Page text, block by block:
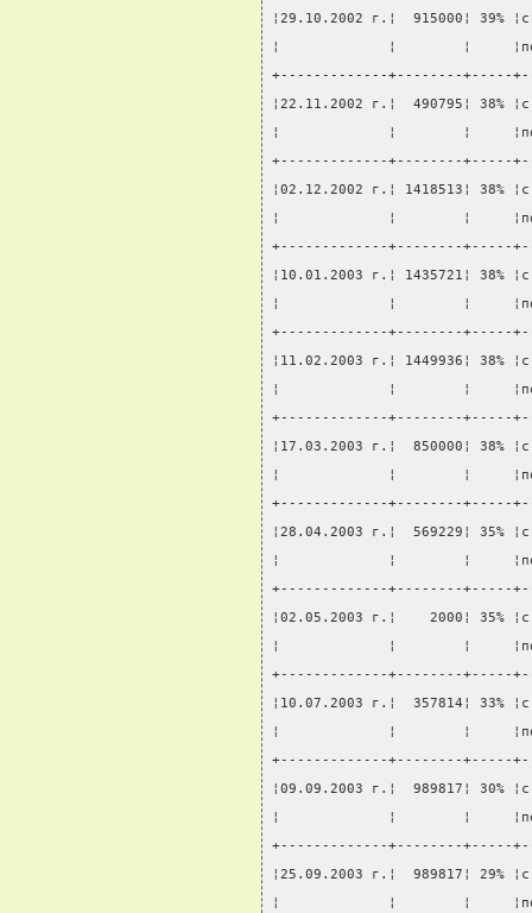
¦29.10.2002 г.¦  915000¦ 39%
¦             ¦        ¦     ¦по
+-------------+--------+-----
¦22.11.2002 г.¦  490795¦ 38%
¦             ¦        ¦     ¦по
+-------------+--------+-----
¦02.12.2002 г.¦ 1418513¦ 38%
¦             ¦        ¦     ¦по
+-------------+--------+-----
¦10.01.2003 г.¦ 1435721¦ 38%
¦             ¦        ¦     ¦по
+-------------+--------+-----
¦11.02.2003 г.¦ 1449936¦ 38%
¦             ¦        ¦     ¦по
+-------------+--------+-----
¦17.03.2003 г.¦  850000¦ 38%
¦             ¦        ¦     ¦по
+-------------+--------+-----
¦28.04.2003 г.¦  569229¦ 35%
¦             ¦        ¦     ¦по
+-------------+--------+-----
¦02.05.2003 г.¦    2000¦ 35%
¦             ¦        ¦     ¦по
+-------------+--------+-----
¦10.07.2003 г.¦  357814¦ 33%
¦             ¦        ¦     ¦по
+-------------+--------+-----
¦09.09.2003 г.¦  989817¦ 30%
¦             ¦        ¦     ¦по
+-------------+--------+-----
¦25.09.2003 г.¦  989817¦ 29%
¦             ¦        ¦     ¦по